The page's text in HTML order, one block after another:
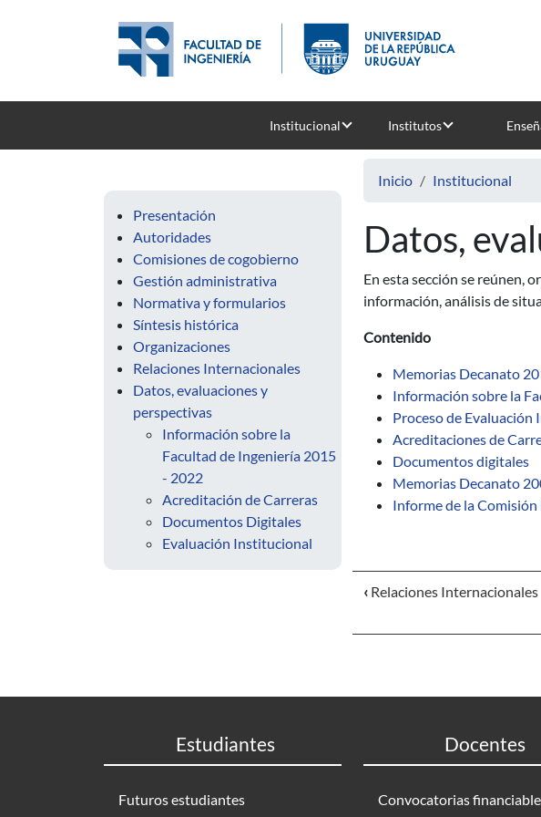
Institucional Institutos
Presentación
Autoridades
Comisiones de cogobierno
Gestión administrativa
Normativa y formularios
Síntesis histórica
Organizaciones
Relaciones Internacionales
Datos, evaluaciones y
perspectivas
Información sobre la
Facultad de Ingeniería 2015
- 2022
Acreditación de Carreras
Documentos Digitales
Evaluación Institucional
Inicio Institucional
Datos,
En esta sección se reúnen,
información, análisis de
Contenido
Memorias Decanato
Información sobre la
Proceso de Evaluación
Acreditaciones de
Documentos digitales
Memorias Decanato
Informe de la
‹ Relaciones Internacionales
Estudiantes
Futuros estudiantes
Docentes
Convocatorias